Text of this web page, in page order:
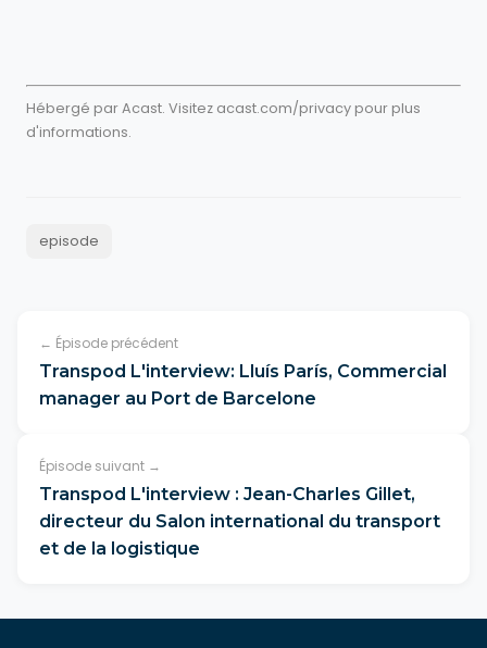
Hébergé par Acast. Visitez acast.com/privacy pour plus
d'informations.
episode
← Épisode précédent
Transpod L'interview: Lluís París, Commercial
manager au Port de Barcelone
Épisode suivant →
Transpod L'interview : Jean-Charles Gillet,
directeur du Salon international du transport
et de la logistique